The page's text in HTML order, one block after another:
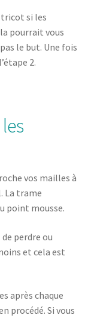
tricot si les
pourrait vous
le but. Une fois
2.
vos mailles à
La trame
point mousse.
perdre ou
et cela est
après chaque
procédé. Si vous